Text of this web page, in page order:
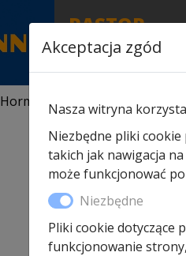
RASTOR
AUTORYZOWANY
PARTNER & SERWIS
Hormann części zamienne
Akceptacja zgód
Nasza witryna
Niezbędne pliki
takich jak nawigacja
może funkcjonować
Niezbędne
Pliki cookie dotyczące
funkcjonowanie